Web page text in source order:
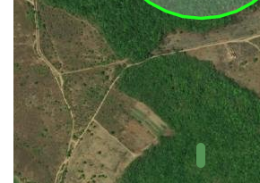
Biomas
(IBGE)
Vegetação
(IBGE)
Rodovias
(IBGE)
Relevo
(IBGE)